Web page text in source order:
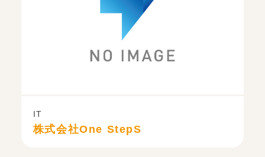
IT
株式会社One StepS